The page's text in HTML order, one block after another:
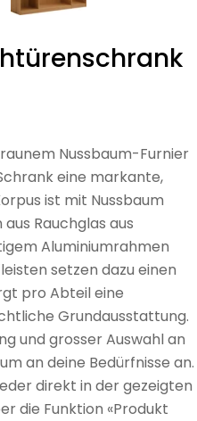
Nussbaum-Furnier
eine markante,
ist mit Nussbaum
Rauchglas aus
Aluminiumrahmen
setzen dazu einen
pro Abteil eine
Grundausstattung.
und grosser Auswahl an
an deine Bedürfnisse an.
direkt in der gezeigten
die Funktion «Produkt